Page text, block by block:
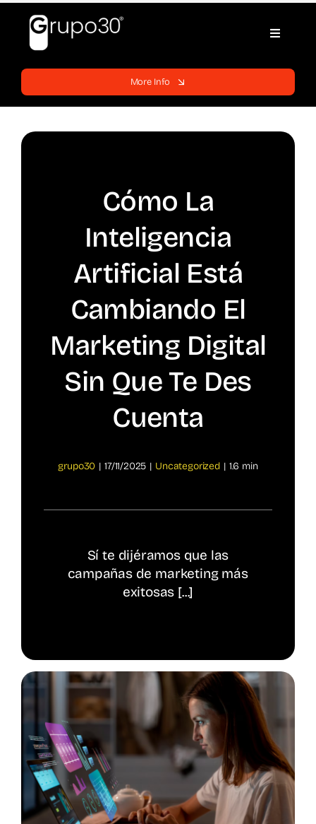
content
Toggle
Home
More Info
Cómo La
Inteligencia
Artificial Está
Cambiando El
Marketing Digital
Sin Que Te Des
Cuenta
grupo30 | 17/11/2025 | Uncategorized | 1.6 min
Sí te dijéramos que las
campañas de marketing más
exitosas [...]